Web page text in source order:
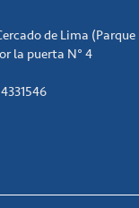
de Lima
la puerta N° 4